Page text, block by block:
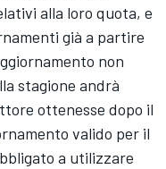
alla loro quota, e
già a partire
non
stagione andrà
ottenesse dopo il
valido per il
a utilizzare